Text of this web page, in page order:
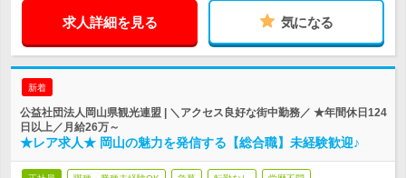
求人詳細を見る 気になる
新着
公益社団法人岡山県観光連盟 | ＼アクセス良好な街中勤務／ ★年間休日124
日以上／月給26万～
★レア求人★ 岡山の魅力を発信する【総合職】未経験歓迎♪